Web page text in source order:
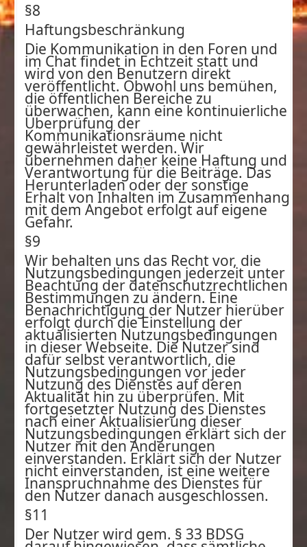
§8
Haftungsbeschränkung
Die Kommunikation in den Foren und
im Chat findet in Echtzeit statt und
wird von den Benutzern direkt
veröffentlicht. Obwohl uns bemühen,
die öffentlichen Bereiche zu
überwachen, kann eine kontinuierliche
Überprüfung der
Kommunikationsräume nicht
gewährleistet werden. Wir
übernehmen daher keine Haftung und
Verantwortung für die Beiträge. Das
Herunterladen oder der sonstige
Erhalt von Inhalten im Zusammenhang
mit dem Angebot erfolgt auf eigene
Gefahr.
§9
Wir behalten uns das Recht vor, die
Nutzungsbedingungen jederzeit unter
Beachtung der datenschutzrechtlichen
Bestimmungen zu ändern. Eine
Benachrichtigung der Nutzer hierüber
erfolgt durch die Einstellung der
aktualisierten Nutzungsbedingungen
in dieser Webseite. Die Nutzer sind
dafür selbst verantwortlich, die
Nutzungsbedingungen vor jeder
Nutzung des Dienstes auf deren
Aktualität hin zu überprüfen. Mit
fortgesetzter Nutzung des Dienstes
nach einer Aktualisierung dieser
Nutzungsbedingungen erklärt sich der
Nutzer mit den Änderungen
einverstanden. Erklärt sich der Nutzer
nicht einverstanden, ist eine weitere
Inanspruchnahme des Dienstes für
den Nutzer danach ausgeschlossen.
§11
Der Nutzer wird gem. § 33 BDSG